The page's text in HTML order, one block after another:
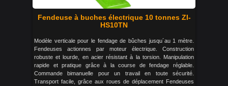
Fendeuse à buches électrique 10 tonnes ZI-
HS10TN
Modèle verticale pour le fendage de bûches jusqu´au 1 mètre.
Fendeuses actionnes par moteur électrique. Construction
robuste et lourde, en acier résistant à la torsion. Manipulation
rapide et pratique grâce à la course de fendage réglable.
Commande bimanuelle pour un travail en toute sécurité.
Transport facile, grâce aux roues de déplacement Fendeuses